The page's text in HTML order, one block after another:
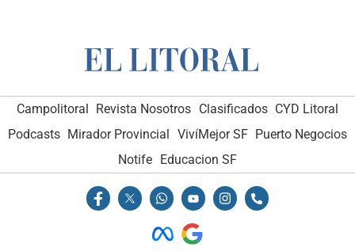
Campolitoral Revista Nosotros Clasificados CYD Litoral
Podcasts Mirador Provincial VivíMejor SF Puerto Negocios
Notife
Educacion SF